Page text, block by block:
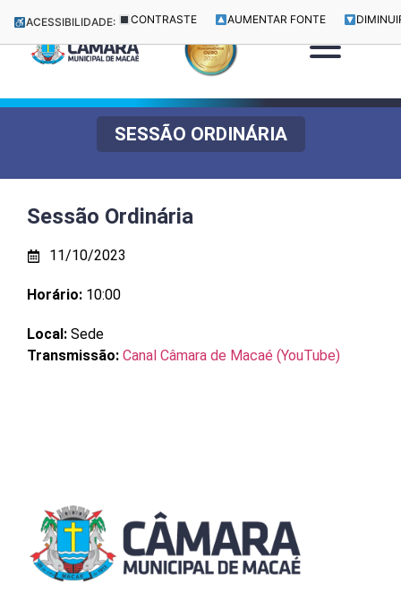
ACESSIBILIDADE: CONTRASTE AUMENTAR FONTE
SESSÃO ORDINÁRIA
Sessão Ordinária
11/10/2023
Horário: 10:00
Local: Sede
Transmissão: Canal Câmara de Macaé (YouTube)